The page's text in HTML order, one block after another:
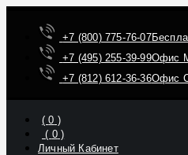
+7 (800) 775-76-07
+7 (495) 255-39-99Офис
+7 (812) 612-36-36Офис
(0 )
( 0)
Личный Кабинет